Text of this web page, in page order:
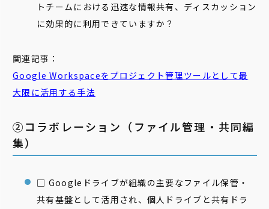
トチームにおける迅速な情報共有、ディスカッション
に効果的に利用できていますか？
関連記事：
Google Workspaceをプロジェクト管理ツールとして最
大限に活用する手法
②コラボレーション（ファイル管理・共同編
集）
□ Googleドライブが組織の主要なファイル保管・
共有基盤として活用され、個人ドライブと共有ドラ